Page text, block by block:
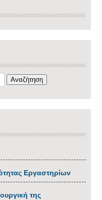
Εργαστηρίων
της